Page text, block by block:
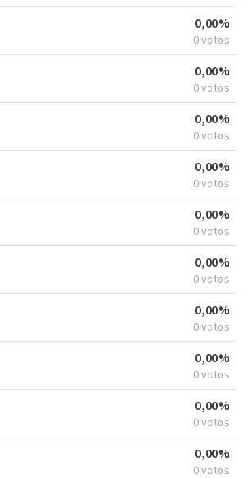
0,00%
0 votos
0,00%
0 votos
0,00%
0 votos
0,00%
0 votos
0,00%
0 votos
0,00%
0 votos
0,00%
0 votos
0,00%
0 votos
0,00%
0 votos
0,00%
0 votos